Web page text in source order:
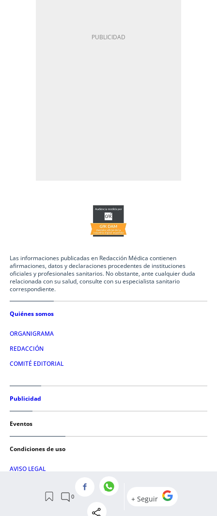
Las informaciones publicadas en Redacción Médica contienen
afirmaciones, datos y declaraciones procedentes de instituciones
oficiales y profesionales sanitarios. No obstante, ante cualquier duda
relacionada con su salud, consulte con su especialista sanitario
correspondiente.
Quiénes somos
ORGANIGRAMA
REDACCIÓN
COMITÉ EDITORIAL
Publicidad
Eventos
Condiciones de uso
AVISO LEGAL
POLÍTICA DE COOKIES